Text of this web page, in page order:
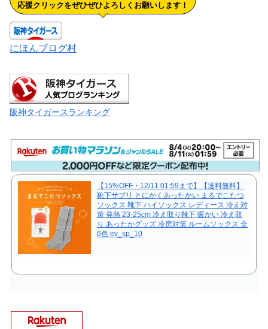
応援クリックをぜひぜひよろしくお願いします！
にほんブログ村
阪神タイガースランキング
【15%OFF・12/11 01:59まで】【送料無料】
靴下サプリ とにかくあったかい まるでこたつ
ソックス 靴下 ハイソックス レディース 冷え対
策 発熱 23-25cm 冷え取り靴下 暖かい 冷え取
り あったかグッズ 冷房対策 ルームソックス 全
6色 ev_sp_10